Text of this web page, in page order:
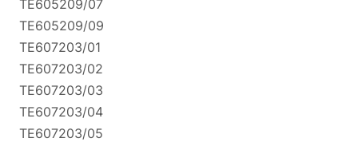
TE605209/07
TE605209/09
TE607203/01
TE607203/02
TE607203/03
TE607203/04
TE607203/05